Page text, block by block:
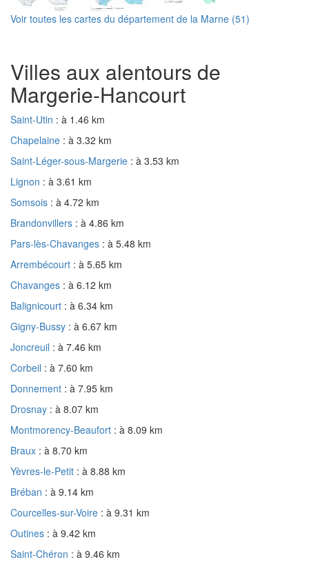
Voir toutes les cartes du département de la Marne (51)
Villes aux alentours de
Margerie-Hancourt
Saint-Utin : à 1.46 km
Chapelaine : à 3.32 km
Saint-Léger-sous-Margerie : à 3.53 km
Lignon : à 3.61 km
Somsois : à 4.72 km
Brandonvillers : à 4.86 km
Pars-lès-Chavanges : à 5.48 km
Arrembécourt : à 5.65 km
Chavanges : à 6.12 km
Balignicourt : à 6.34 km
Gigny-Bussy : à 6.67 km
Joncreuil : à 7.46 km
Corbeil : à 7.60 km
Donnement : à 7.95 km
Drosnay : à 8.07 km
Montmorency-Beaufort : à 8.09 km
Braux : à 8.70 km
Yèvres-le-Petit : à 8.88 km
Bréban : à 9.14 km
Courcelles-sur-Voire : à 9.31 km
Outines : à 9.42 km
Saint-Chéron : à 9.46 km